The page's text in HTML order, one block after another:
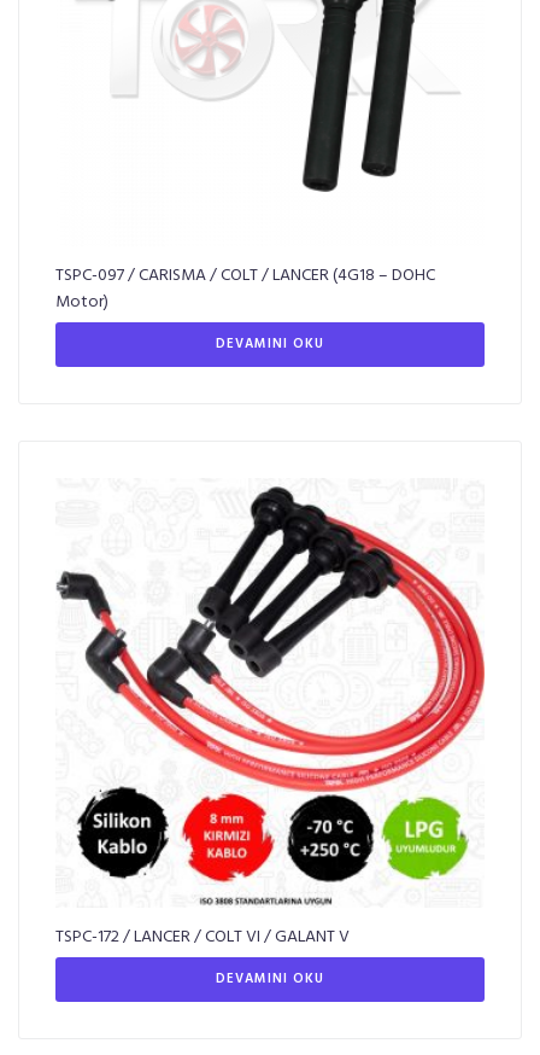
TSPC-097 / CARISMA / COLT / LANCER (4G18 – DOHC
Motor)
DEVAMINI OKU
TSPC-172 / LANCER / COLT VI / GALANT V
DEVAMINI OKU